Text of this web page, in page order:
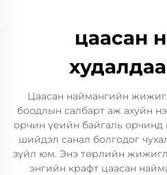
цаасан
Цаасан наймангийн
боодлын салбарт аж ахуйн
орчин үеийн байгаль
шийдэл санал болгодог
зүйл юм. Энэ төрлийн
энгийн крафт цаасан